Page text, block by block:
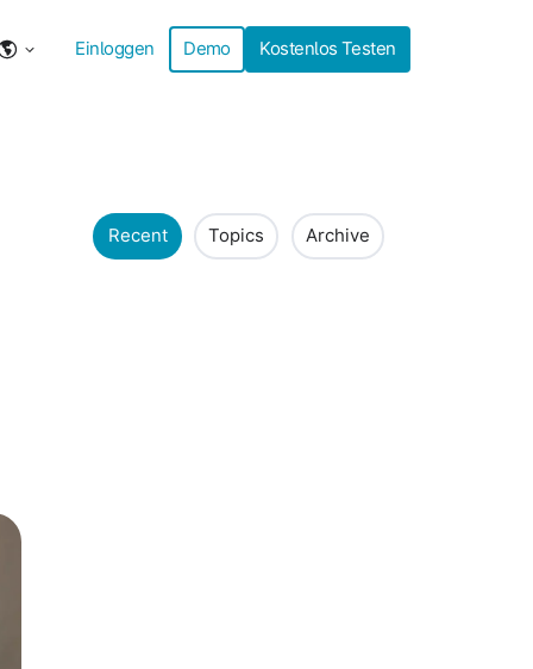
Einloggen Demo Kostenlos Testen
Recent Topics Archive